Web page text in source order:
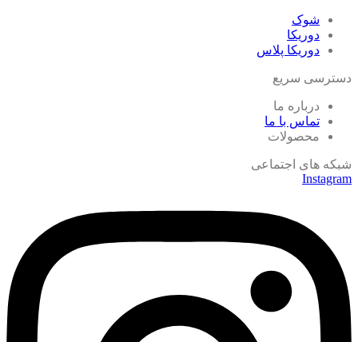
شوک
دوریکا
دوریکا پلاس
دسترسی سریع
درباره ما
تماس با ما
محصولات
شبکه های اجتماعی
Instagram